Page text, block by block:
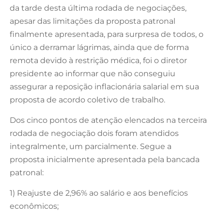
da tarde desta última rodada de negociações,
apesar das limitações da proposta patronal
finalmente apresentada, para surpresa de todos, o
único a derramar lágrimas, ainda que de forma
remota devido à restrição médica, foi o diretor
presidente ao informar que não conseguiu
assegurar a reposição inflacionária salarial em sua
proposta de acordo coletivo de trabalho.
Dos cinco pontos de atenção elencados na terceira
rodada de negociação dois foram atendidos
integralmente, um parcialmente. Segue a
proposta inicialmente apresentada pela bancada
patronal:
1) Reajuste de 2,96% ao salário e aos benefícios
econômicos;